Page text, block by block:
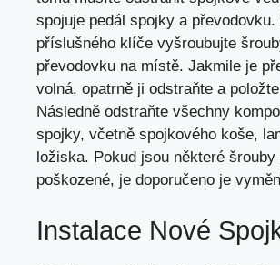
spojuje pedál spojky a převodovku.
příslušného klíče vyšroubujte
převodovku na místě. Jakmile je
volná, opatrně ji odstraňte a
Následně odstraňte všechny
spojky, včetně spojkového koše,
ložiska. Pokud jsou některé
poškozené, je doporučeno je
Instalace Nové